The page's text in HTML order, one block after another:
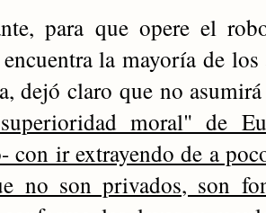
para que opere el
la mayoría de
dejó claro que no
moral" de
con ir extrayendo de a
no son privados, son